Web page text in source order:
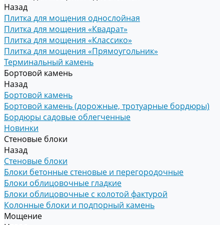
Назад
Плитка для мощения однослойная
Плитка для мощения «Квадрат»
Плитка для мощения «Классико»
Плитка для мощения «Прямоугольник»
Терминальный камень
Бортовой камень
Назад
Бортовой камень
Бортовой камень (дорожные, тротуарные бордюры)
Бордюры садовые облегченные
Новинки
Стеновые блоки
Назад
Стеновые блоки
Блоки бетонные стеновые и перегородочные
Блоки облицовочные гладкие
Блоки облицовочные с колотой фактурой
Колонные блоки и подпорный камень
Мощение